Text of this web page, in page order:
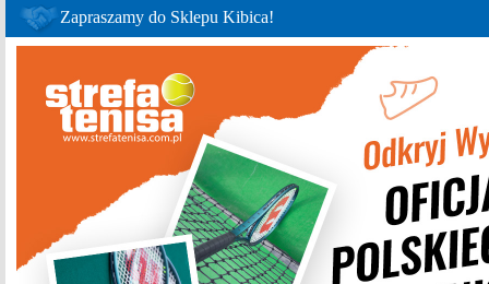
Zapraszamy do Sklepu Kibica!